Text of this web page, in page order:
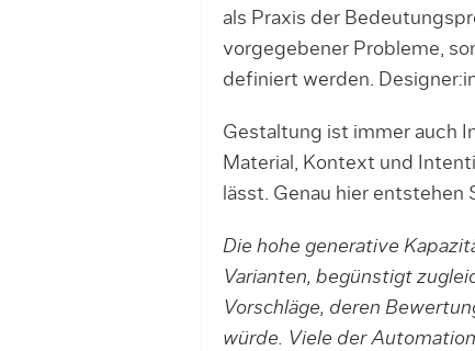
als Praxis der
vorgegebener Probleme,
definiert werden.
Gestaltung ist immer auch
Material, Kontext und
lässt. Genau hier
Die hohe generative
Varianten, begünstigt
Vorschläge, deren
würde. Viele der